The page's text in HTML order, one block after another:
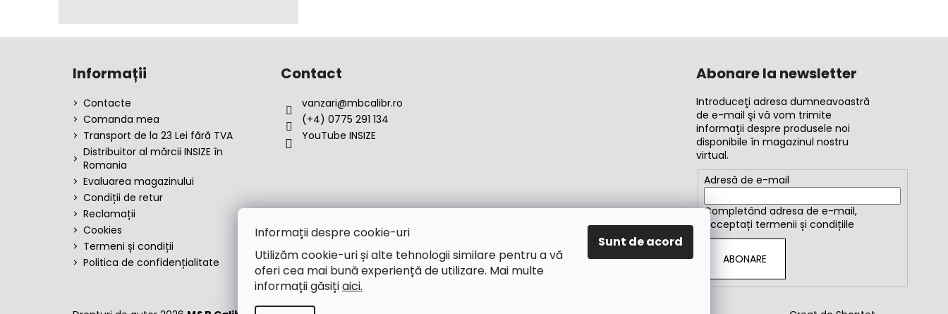
Informații despre cookie-uri
Utilizăm cookie-uri și alte tehnologii similare pentru a vă
oferi cea mai bună experiență de utilizare. Mai multe
informații găsițiaici.
Sunt de acord
Informații
Contacte
Comanda mea
Transport de la 23 Lei fără TVA
Distribuitor al mărcii INSIZE în
Romania
Evaluarea magazinului
Condiții de retur
Reclamații
Cookies
Termeni și condiții
Politica de confidențialitate
Contact
vanzari@mbcalibr.ro
(+4) 0775 291 134
YouTube INSIZE
Abonare la newsletter
Introduceţi adresa dumneavoastră
de e-mail şi vă vom trimite
informaţii despre produsele noi
disponibile în magazinul nostru
virtual.
Adresă de e-mail
Completând adresa de e-mail,
acceptați termenii și condițiile
ABONARE